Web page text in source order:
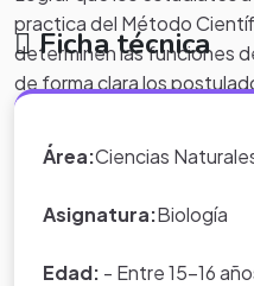
practica del Método
determinen las funciones
de forma clara los
esto con la ayuda de
manipulación que
de la célula como la parte
Ficha técnica
Área:Ciencias
Asignatura:Biología
Edad: - Entre 15-16